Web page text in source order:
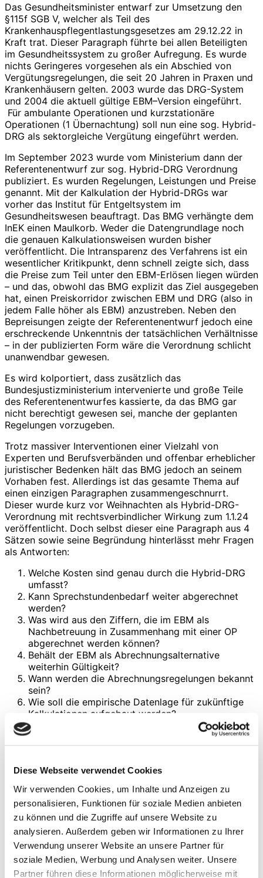
Diese Webseite verwendet Cookies
Wir verwenden Cookies, um Inhalte und Anzeigen zu
personalisieren, Funktionen für soziale Medien anbieten
zu können und die Zugriffe auf unsere Website zu
analysieren. Außerdem geben wir Informationen zu Ihrer
Verwendung unserer Website an unsere Partner für
soziale Medien, Werbung und Analysen weiter. Unsere
Partner führen diese Informationen möglicherweise mit
Das Gesundheitsminister entwarf zur Umsetzung den
§115f SGB V, welcher als Teil des
Krankenhauspflegentlastungsgesetzes am 29.12.22 in
Kraft trat. Dieser Paragraph führte bei allen Beteiligten
im Gesundheitssystem zu großer Aufregung. Es wurde
nichts Geringeres vorgesehen als ein Abschied von
Vergütungsregelungen, die seit 20 Jahren in Praxen und
Krankenhäusern gelten. 2003 wurde das DRG-System
und 2004 die aktuell gültige EBM–Version eingeführt.
Für ambulante Operationen und kurzstationäre
Operationen (1 Übernachtung) soll nun eine sog. Hybrid-
DRG als sektorgleiche Vergütung eingeführt werden.
Im September 2023 wurde vom Ministerium dann der
Referentenentwurf zur sog. Hybrid-DRG Verordnung
publiziert. Es wurden Regelungen, Leistungen und Preise
genannt. Mit der Kalkulation der Hybrid-DRGs war
vorher das Institut für Entgeltsystem im
Gesundheitswesen beauftragt. Das BMG verhängte dem
InEK einen Maulkorb. Weder die Datengrundlage noch
die genauen Kalkulationsweisen wurden bisher
veröffentlicht. Die Intransparenz des Verfahrens ist ein
wesentlicher Kritikpunkt, denn schnell zeigte sich, dass
die Preise zum Teil unter den EBM-Erlösen liegen würden
– und das, obwohl das BMG explizit das Ziel ausgegeben
hat, einen Preiskorridor zwischen EBM und DRG (also in
jedem Falle höher als EBM) anzustreben. Neben den
Bepreisungen zeigte der Referentenentwurf jedoch eine
erschreckende Unkenntnis der tatsächlichen Verhältnisse
– in der publizierten Form wäre die Verordnung schlicht
unanwendbar gewesen.
Es wird kolportiert, dass zusätzlich das
Bundesjustizministerium intervenierte und große Teile
des Referentenentwurfes kassierte, da das BMG gar
nicht berechtigt gewesen sei, manche der geplanten
Regelungen vorzugeben.
Trotz massiver Interventionen einer Vielzahl von
Experten und Berufsverbänden und offenbar erheblicher
juristischer Bedenken hält das BMG jedoch an seinem
Vorhaben fest. Allerdings ist das gesamte Thema auf
einen einzigen Paragraphen zusammengeschnurrt.
Dieser wurde kurz vor Weihnachten als Hybrid-DRG-
Verordnung mit rechtsverbindlicher Wirkung zum 1.1.24
veröffentlicht. Doch selbst dieser eine Paragraph aus 4
Sätzen sowie seine Begründung hinterlässt mehr Fragen
als Antworten:
Welche Kosten sind genau durch die Hybrid-DRG
umfasst?
Kann Sprechstundenbedarf weiter abgerechnet
werden?
Was wird aus den Ziffern, die im EBM als
Nachbetreuung in Zusammenhang mit einer OP
abgerechnet werden können?
Behält der EBM als Abrechnungsalternative
weiterhin Gültigkeit?
Wann werden die Abrechnungsregelungen bekannt
sein?
Wie soll die empirische Datenlage für zukünftige
Kalkulationen aufgebaut werden?
Welche Eingriffe sollen in Zukunft aufgenommen
werden?
geben auch vor, die schon Antworten zu kennen. Geht
Rechtssicherheit in weiten Teilen fehlt.
So wird also quasi im Vorübergehen ein
Vergütungssystem eingeführt, das niemand gebraucht
hat und welches handwerklich so schlecht ausgestaltet
ist, dass am Ende nur Verwirrungen entsteht. Vor allem
wird eines nicht erreicht: nämlich das Ziel des
Gesetzgebers, die Ambulantisierung in Deutschland